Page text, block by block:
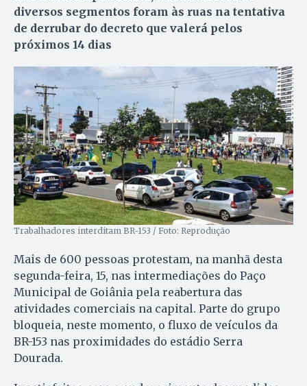
diversos segmentos foram às ruas na tentativa
de derrubar do decreto que valerá pelos
próximos 14 dias
Trabalhadores interditam BR-153 / Foto: Reprodução
Mais de 600 pessoas protestam, na manhã desta
segunda-feira, 15, nas intermediações do Paço
Municipal de Goiânia pela reabertura das
atividades comerciais na capital. Parte do grupo
bloqueia, neste momento, o fluxo de veículos da
BR-153 nas proximidades do estádio Serra
Dourada.